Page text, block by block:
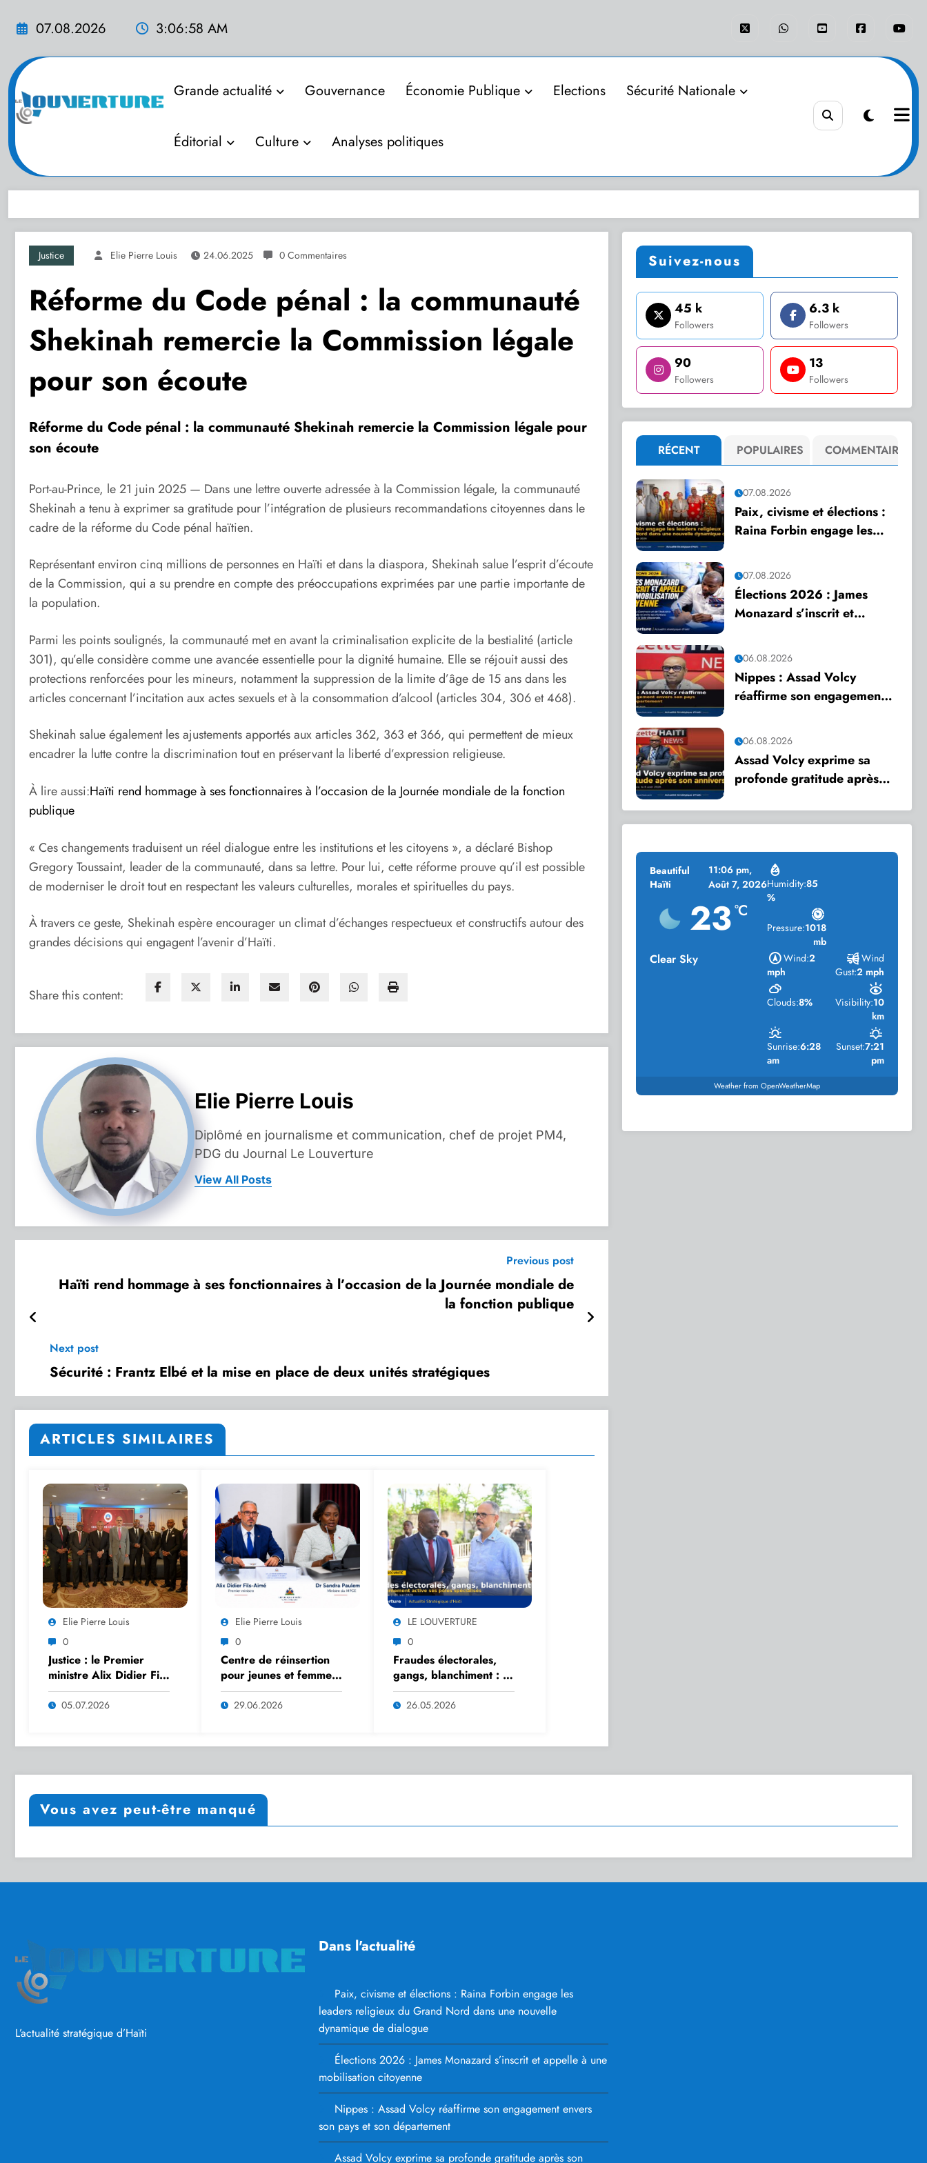
07.08.2026 3:06:59 AM
Grande actualité Gouvernance Économie Publique Elections Sécurité Nationale
Éditorial Culture Analyses politiques
Justice Elie Pierre Louis 24.06.2025 0 Commentaires
Réforme du Code pénal : la communauté
Shekinah remercie la Commission légale
pour son écoute
Réforme du Code pénal : la communauté Shekinah remercie la Commission légale pour
son écoute
Port-au-Prince, le 21 juin 2025 — Dans une lettre ouverte adressée à la Commission légale, la communauté
Shekinah a tenu à exprimer sa gratitude pour l’intégration de plusieurs recommandations citoyennes dans le
cadre de la réforme du Code pénal haïtien.
Représentant environ cinq millions de personnes en Haïti et dans la diaspora, Shekinah salue l’esprit d’écoute
de la Commission, qui a su prendre en compte des préoccupations exprimées par une partie importante de
la population.
Parmi les points soulignés, la communauté met en avant la criminalisation explicite de la bestialité (article
301), qu’elle considère comme une avancée essentielle pour la dignité humaine. Elle se réjouit aussi des
protections renforcées pour les mineurs, notamment la suppression de la limite d’âge de 15 ans dans les
articles concernant l’incitation aux actes sexuels et à la consommation d’alcool (articles 304, 306 et 468).
Shekinah salue également les ajustements apportés aux articles 362, 363 et 366, qui permettent de mieux
encadrer la lutte contre la discrimination tout en préservant la liberté d’expression religieuse.
À lire aussi:Haïti rend hommage à ses fonctionnaires à l’occasion de la Journée mondiale de la fonction
publique
« Ces changements traduisent un réel dialogue entre les institutions et les citoyens », a déclaré Bishop
Gregory Toussaint, leader de la communauté, dans sa lettre. Pour lui, cette réforme prouve qu’il est possible
de moderniser le droit tout en respectant les valeurs culturelles, morales et spirituelles du pays.
À travers ce geste, Shekinah espère encourager un climat d’échanges respectueux et constructifs autour des
grandes décisions qui engagent l’avenir d’Haïti.
Share this content:
Elie Pierre Louis
Diplômé en journalisme et communication, chef de projet PM4,
PDG du Journal Le Louverture
View All Posts
Previous post
Haïti rend hommage à ses fonctionnaires à l’occasion de la Journée mondiale de
la fonction publique
Next post
Sécurité : Frantz Elbé et la mise en place de deux unités stratégiques
ARTICLES SIMILAIRES
Elie Pierre Louis
0
Justice : le Premier
ministre Alix Didier Fils-
Aimé réaffirme son
engagement pour l’État
05.07.2026
Elie Pierre Louis
0
Centre de réinsertion
pour jeunes et femmes
: le Gouvernement
accélère le projet,
29.06.2026
LE LOUVERTURE
0
Fraudes électorales,
gangs, blanchiment : le
gouvernement active
ses pôles spécialisés
26.05.2026
Suivez-nous
45 k
Followers
6.3 k
Followers
90
Followers
13
Followers
RÉCENT POPULAIRES COMMENTAIRE
07.08.2026
Paix, civisme et élections :
Raina Forbin engage les
Nord dans une nouvelle
dynamique de dialogue
07.08.2026
Élections 2026 : James
Monazard s’inscrit et
citoyenne
06.08.2026
Nippes : Assad Volcy
réaffirme son engagement
département
06.08.2026
Assad Volcy exprime sa
profonde gratitude après
Beautiful
Haïti
11:06 pm,
Août 7, 2026
23°C
Clear Sky
Humidity:85
%
Pressure:1018
mb
Wind:2
mph
Wind
Gust:2 mph
Clouds:8% Visibility:10
km
Sunrise:6:28
am
Sunset:7:21
pm
Weather from OpenWeatherMap
Vous avez peut-être manqué
L’actualité stratégique d’Haïti
Dans l'actualité
Paix, civisme et élections : Raina Forbin engage les
leaders religieux du Grand Nord dans une nouvelle
dynamique de dialogue
Élections 2026 : James Monazard s’inscrit et appelle à une
mobilisation citoyenne
Nippes : Assad Volcy réaffirme son engagement envers
son pays et son département
Assad Volcy exprime sa profonde gratitude après son